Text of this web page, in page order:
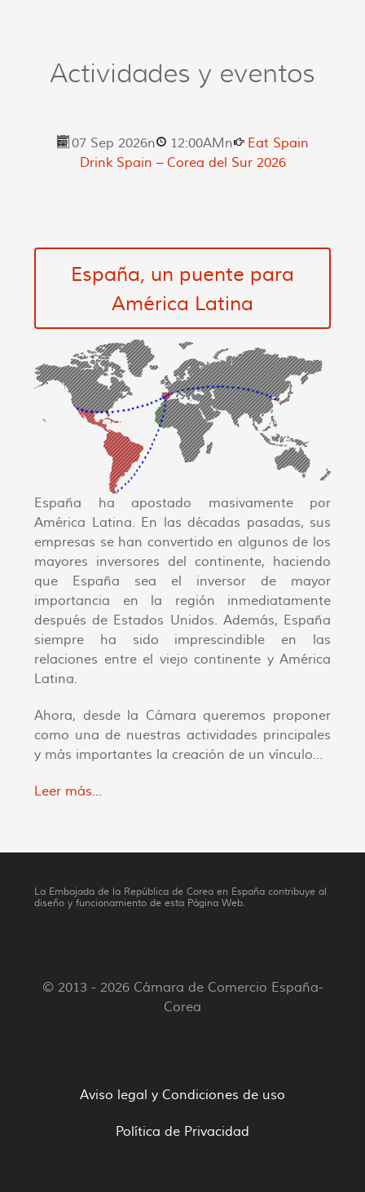
Actividades y eventos
07 Sep 2026n 12:00AMn
Eat Spain
Drink Spain – Corea del Sur 2026
España, un puente para
América Latina
España ha apostado masivamente por
América Latina. En las décadas pasadas, sus
empresas se han convertido en algunos de los
mayores inversores del continente, haciendo
que España sea el inversor de mayor
importancia en la región inmediatamente
después de Estados Unidos. Además, España
siempre ha sido imprescindible en las
relaciones entre el viejo continente y América
Latina.
Ahora, desde la Cámara queremos proponer
como una de nuestras actividades principales
y más importantes la creación de un vínculo...
Leer más...
La Embajada de la República de Corea en España contribuye al
diseño y funcionamiento de esta Página Web.
© 2013 - 2026 Cámara de Comercio España-
Corea
Aviso legal y Condiciones de uso
Política de Privacidad